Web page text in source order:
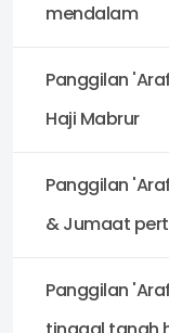
mendalam
Panggilan
Haji Mabrur
Panggilan
& Jumaat
Panggilan